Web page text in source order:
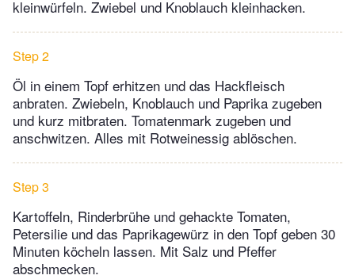
kleinwürfeln. Zwiebel und Knoblauch kleinhacken.
Step 2
Öl in einem Topf erhitzen und das Hackfleisch
anbraten. Zwiebeln, Knoblauch und Paprika zugeben
und kurz mitbraten. Tomatenmark zugeben und
anschwitzen. Alles mit Rotweinessig ablöschen.
Step 3
Kartoffeln, Rinderbrühe und gehackte Tomaten,
Petersilie und das Paprikagewürz in den Topf geben 30
Minuten köcheln lassen. Mit Salz und Pfeffer
abschmecken.